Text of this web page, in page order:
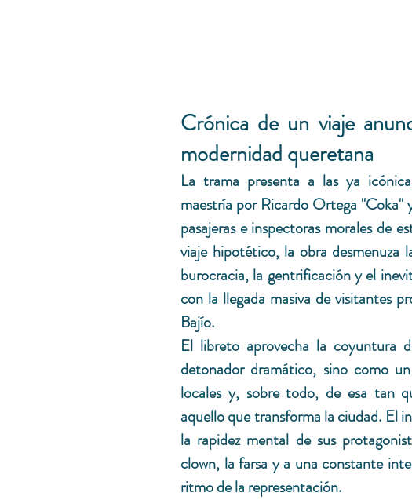
Crónica de un viaje
modernidad queretana
La trama presenta a las ya
maestría por Ricardo Ortega "Coka"
pasajeras e inspectoras morales de
viaje hipotético, la obra desmenuza
burocracia, la gentrificación y el
con la llegada masiva de visitantes
Bajío.
El libreto aprovecha la coyuntura
detonador dramático, sino como
locales y, sobre todo, de esa tan
aquello que transforma la ciudad. El
la rapidez mental de sus
clown, la farsa y a una constante
ritmo de la representación.